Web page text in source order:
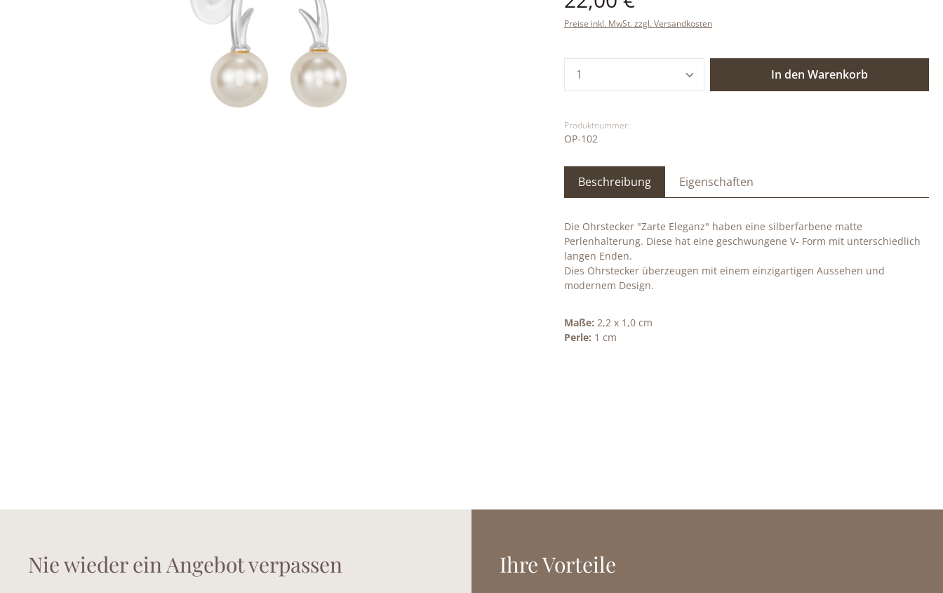
Preise inkl. MwSt. zzgl. Versandkosten
Produkt Anzahl: Gib den gewünschten Wert
In den Warenkorb
Produktnummer:
OP-102
Beschreibung Eigenschaften
Die Ohrstecker "Zarte Eleganz" haben eine silberfarbene matte
Perlenhalterung. Diese hat eine geschwungene V- Form mit unterschiedlich
langen Enden.
Dies Ohrstecker überzeugen mit einem einzigartigen Aussehen und
modernem Design.
Maße: 2,2 x 1,0 cm
Perle: 1 cm
Nie wieder ein Angebot verpassen Ihre Vorteile